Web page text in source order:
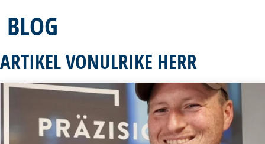
BLOG
ARTIKEL VONULRIKE HERR